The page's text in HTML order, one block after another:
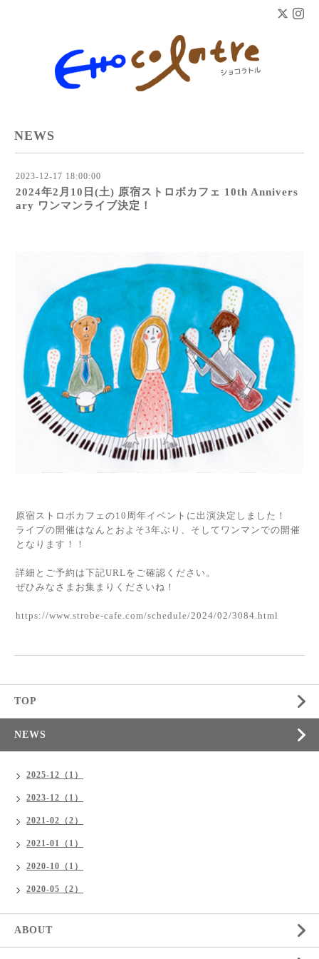
NEWS
2023-12-17 18:00:00
2024年2月10日(土) 原宿ストロボカフェ 10th Annivers
ary ワンマンライブ決定！
原宿ストロボカフェの10周年イベントに出演決定しました！
ライブの開催はなんとおよそ3年ぶり、そしてワンマンでの開催
となります！！
詳細とご予約は下記URLをご確認ください。
ぜひみなさまお集まりくださいね！
https://www.strobe-cafe.com/schedule/2024/02/3084.html
TOP
NEWS
2025-12（1）
2023-12（1）
2021-02（2）
2021-01（1）
2020-10（1）
2020-05（2）
ABOUT